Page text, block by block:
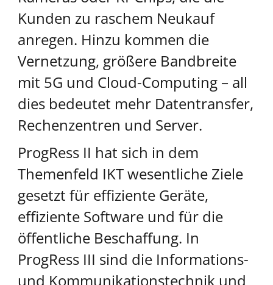
Kunden zu raschem Neukauf
anregen. Hinzu kommen die
Vernetzung, größere Bandbreite
mit 5G und Cloud-Computing – all
dies bedeutet mehr Datentransfer,
Rechenzentren und Server.
ProgRess II hat sich in dem
Themenfeld IKT wesentliche Ziele
gesetzt für effiziente Geräte,
effiziente Software und für die
öffentliche Beschaffung. In
ProgRess III sind die Informations-
und Kommunikationstechnik und